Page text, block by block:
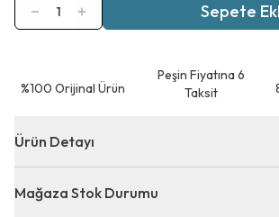
1 Sepete
⁠%100 Orijinal Ürün
Peşin Fiyatına 6
Taksit
Ürün Detayı
Mağaza Stok Durumu